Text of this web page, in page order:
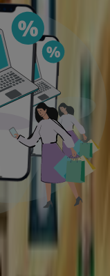
České
Černošice
Ústí nad